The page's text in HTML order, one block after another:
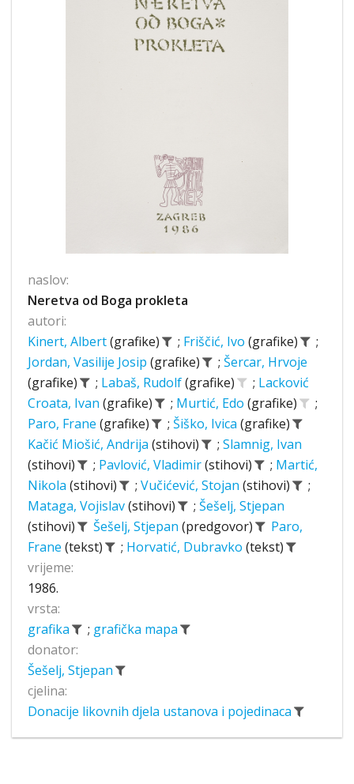
naslov:
Neretva od Boga prokleta
autori:
Kinert, Albert(grafike) ; Friščić, Ivo (grafike)
;
Jordan, Vasilije Josip (grafike) ; Šercar, Hrvoje
(grafike)
; Labaš, Rudolf(grafike) ; Lacković
Croata, Ivan (grafike) ; Murtić, Edo (grafike)
;
Paro, Frane (grafike) ; Šiško, Ivica (grafike)
Kačić Miošić, Andrija (stihovi) ; Slamnig, Ivan
(stihovi)
; Pavlović, Vladimir(stihovi) ; Martić,
Nikola (stihovi) ; Vučićević, Stojan (stihovi)
;
Mataga, Vojislav(stihovi) ; Šešelj, Stjepan
(stihovi)
Šešelj, Stjepan (predgovor)
Paro,
Frane (tekst) ; Horvatić, Dubravko (tekst)
vrijeme:
1986.
vrsta:
grafika
; grafička mapa
donator:
Šešelj, Stjepan
cjelina:
Donacije likovnih djela ustanova i pojedinaca